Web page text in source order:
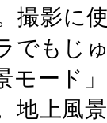
撮影に
でもじ
モード
地上風